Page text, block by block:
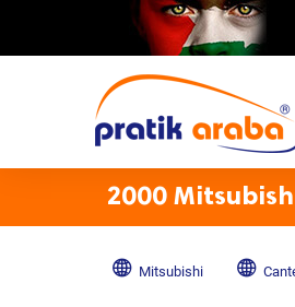
2000
Mitsubishi